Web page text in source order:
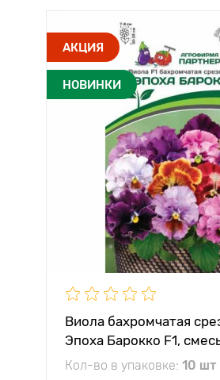
АКЦИЯ
НОВИНКИ
Виола бахромчатая
Эпоха Барокко F1,
Партнер
Кол-во в упаковке: 10 шт